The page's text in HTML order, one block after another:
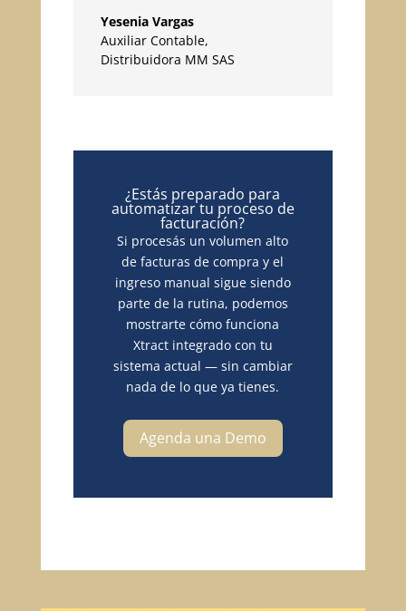
Yesenia Vargas
Auxiliar Contable,
Distribuidora MM SAS
¿Estás preparado para
automatizar tu proceso de
facturación?
Si procesás un volumen alto
de facturas de compra y el
ingreso manual sigue siendo
parte de la rutina, podemos
mostrarte cómo funciona
Xtract integrado con tu
sistema actual — sin cambiar
nada de lo que ya tienes.
Agenda una Demo